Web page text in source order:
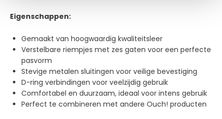
Eigenschappen:
Gemaakt van hoogwaardig kwaliteitsleer
Verstelbare riempjes met zes gaten voor een perfecte
pasvorm
Stevige metalen sluitingen voor veilige bevestiging
D-ring verbindingen voor veelzijdig gebruik
Comfortabel en duurzaam, ideaal voor intens gebruik
Perfect te combineren met andere Ouch! producten